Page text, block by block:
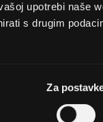
upotrebi naše
s drugim
Za
selection